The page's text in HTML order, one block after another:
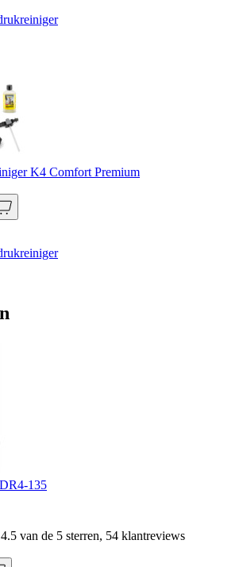
K4 Comfort Premium
135
van de 5 sterren, 54 klantreviews